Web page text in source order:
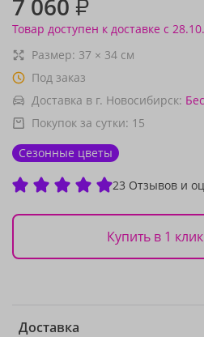
7 060 ₽
Товар доступен к доставке с
Размер: 37 × 34 см
Под заказ
Доставка в г. Новосибирск:
Покупок за сутки: 15
Сезонные цветы
23 Отзывов и
Купить в 1 клик
Доставка